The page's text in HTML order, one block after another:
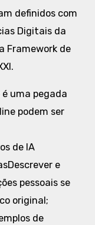
definidos com
Digitais da
Framework de
é uma pegada
podem ser
de IA
e
pessoais se
original;
de